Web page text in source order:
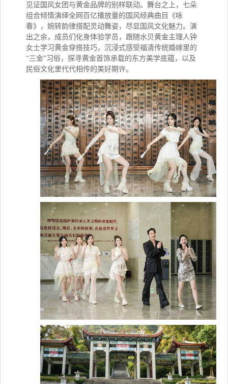
见证国风女团与黄金品牌的别样联动。舞台之上，七朵
组合倾情演绎全网百亿播放量的国风经典曲目《咏
春》，婉转韵律搭配灵动舞姿，尽显国风文化魅力。演
出之余，成员们化身体验学员，跟随水贝黄金主理人钟
女士学习黄金穿搭技巧，沉浸式感受福清传统婚嫁里的
“三金”习俗，探寻黄金首饰承载的东方美学底蕴，以及
民俗文化里代代相传的美好期许。